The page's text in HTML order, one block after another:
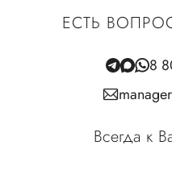
ЕСТЬ
8
Всегда к